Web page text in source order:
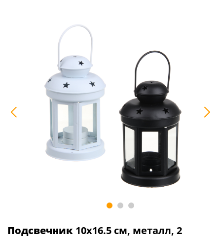
Подсвечник 10х16.5 см, металл, 2